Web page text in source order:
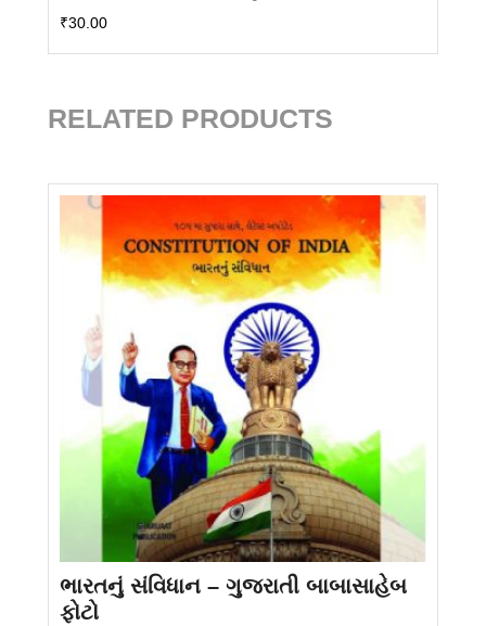
₹30.00
RELATED PRODUCTS
ભારતનું સંવિધાન – ગુજરાતી બાબાસાહેબ
ફોટો